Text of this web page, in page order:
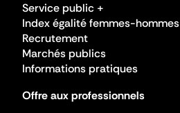
Service public +
Index égalité femmes-hommes
Recrutement
Marchés publics
Informations pratiques
Offre aux professionnels